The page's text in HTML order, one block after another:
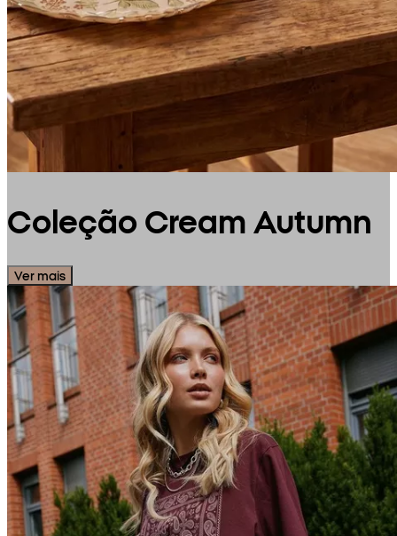
Coleção Cream Autumn
Ver mais